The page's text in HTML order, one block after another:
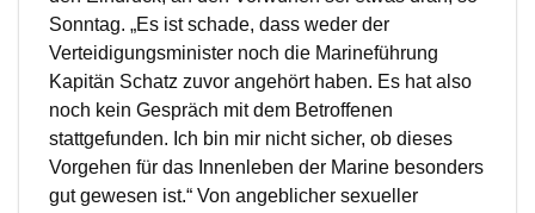
Sonntag. „Es ist schade, dass weder der
Verteidigungsminister noch die Marineführung
Kapitän Schatz zuvor angehört haben. Es hat also
noch kein Gespräch mit dem Betroffenen
stattgefunden. Ich bin mir nicht sicher, ob dieses
Vorgehen für das Innenleben der Marine besonders
gut gewesen ist.“ Von angeblicher sexueller